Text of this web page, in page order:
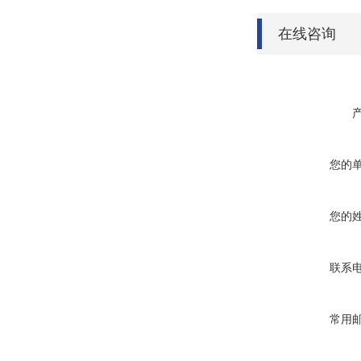
在线咨询
您的
您的
联系
常用